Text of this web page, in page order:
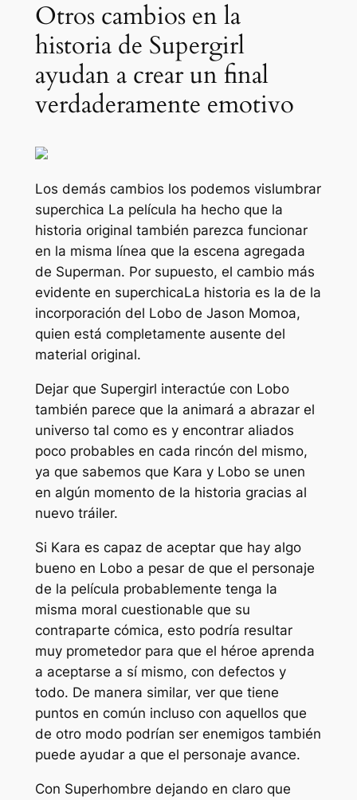
Otros cambios en la
historia de Supergirl
ayudan a crear un final
verdaderamente emotivo
Los demás cambios los podemos vislumbrar
superchica La película ha hecho que la
historia original también parezca funcionar
en la misma línea que la escena agregada
de Superman. Por supuesto, el cambio más
evidente en superchicaLa historia es la de la
incorporación del Lobo de Jason Momoa,
quien está completamente ausente del
material original.
Dejar que Supergirl interactúe con Lobo
también parece que la animará a abrazar el
universo tal como es y encontrar aliados
poco probables en cada rincón del mismo,
ya que sabemos que Kara y Lobo se unen
en algún momento de la historia gracias al
nuevo tráiler.
Si Kara es capaz de aceptar que hay algo
bueno en Lobo a pesar de que el personaje
de la película probablemente tenga la
misma moral cuestionable que su
contraparte cómica, esto podría resultar
muy prometedor para que el héroe aprenda
a aceptarse a sí mismo, con defectos y
todo. De manera similar, ver que tiene
puntos en común incluso con aquellos que
de otro modo podrían ser enemigos también
puede ayudar a que el personaje avance.
Con Superhombre dejando en claro que